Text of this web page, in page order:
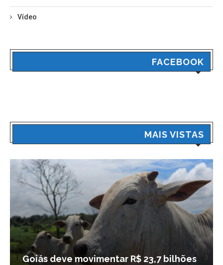
Vídeo
FACEBOOK
MAIS VISTAS
Goiás deve movimentar R$ 23,7 bilhões